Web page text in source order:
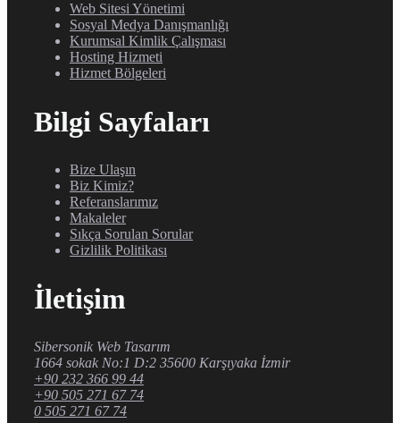
Web Sitesi Yönetimi
Sosyal Medya Danışmanlığı
Kurumsal Kimlik Çalışması
Hosting Hizmeti
Hizmet Bölgeleri
Bilgi Sayfaları
Bize Ulaşın
Biz Kimiz?
Referanslarımız
Makaleler
Sıkça Sorulan Sorular
Gizlilik Politikası
İletişim
Sibersonik Web Tasarım
1664 sokak No:1 D:2 35600 Karşıyaka İzmir
+90 232 366 99 44
+90 505 271 67 74
0 505 271 67 74